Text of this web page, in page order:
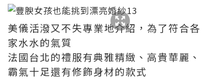
美儀活潑又不失專業地介紹，為了符合各
家水水的氣質
法國台北的禮服有典雅精緻、高貴華麗、
霸氣十足還有修飾身材的款式